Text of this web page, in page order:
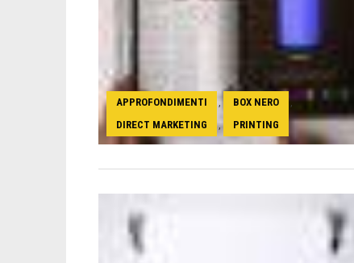
APPROFONDIMENTI , BOX NERO ,
DIRECT MARKETING , PRINTING